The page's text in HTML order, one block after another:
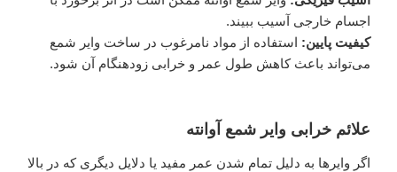
اجسام خارجی آسیب ببیند.
کیفیت پایین: استفاده از مواد نامرغوب در ساخت وایر شمع
می‌تواند باعث کاهش طول عمر و خرابی زودهنگام آن شود.
علائم خرابی وایر شمع آوانته
اگر وایرها به دلیل تمام شدن عمر مفید یا دلایل دیگری که در بالا